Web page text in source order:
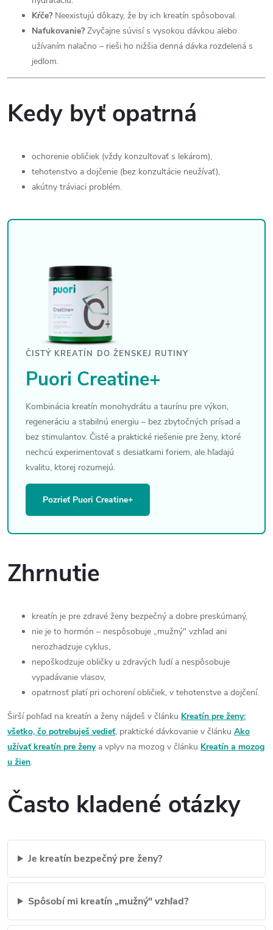
Kŕče?Neexistujú dôkazy, že by ich kreatín spôsoboval.
Nafukovanie?Zvyčajne súvisí s vysokou dávkou alebo
užívaním nalačno – rieši ho nižšia denná dávka rozdelená s
jedlom.
Kedy byť opatrná
ochorenie obličiek (vždy konzultovať s lekárom),
tehotenstvo a dojčenie (bez konzultácie neužívať),
akútny tráviaci problém.
ČISTÝ KREATÍN DO ŽENSKEJ RUTINY
Puori Creatine+
Kombinácia kreatín monohydrátu a taurínu pre výkon,
regeneráciu a stabilnú energiu – bez zbytočných prísad a
bez stimulantov. Čisté a praktické riešenie pre ženy, ktoré
nechcú experimentovať s desiatkami foriem, ale hľadajú
kvalitu, ktorej rozumejú.
Pozrieť Puori Creatine+
Zhrnutie
kreatín je pre zdravé ženy bezpečný a dobre preskúmaný,
nie je to hormón – nespôsobuje „mužný" vzhľad ani
nerozhadzuje cyklus,
nepoškodzuje obličky u zdravých ľudí a nespôsobuje
vypadávanie vlasov,
opatrnosť platí pri ochorení obličiek, v tehotenstve a dojčení.
Širší pohľad na kreatín a ženy nájdeš v článku Kreatín pre ženy:
všetko, čo potrebuješ vedieť, praktické dávkovanie v článku Ako
užívať kreatín pre ženya vplyv na mozog v článku Kreatín a mozog
u žien.
Často kladené otázky
Je kreatín bezpečný pre ženy?
Spôsobí mi kreatín „mužný" vzhľad?